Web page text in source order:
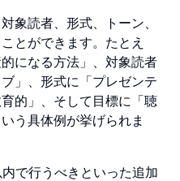
象読者、形式、トーン、
とができます。たとえ
になる方法」、対象読者
」、形式に「プレゼンテ
的」、そして目標に「聴
う具体例が挙げられま
で行うべきといった追加